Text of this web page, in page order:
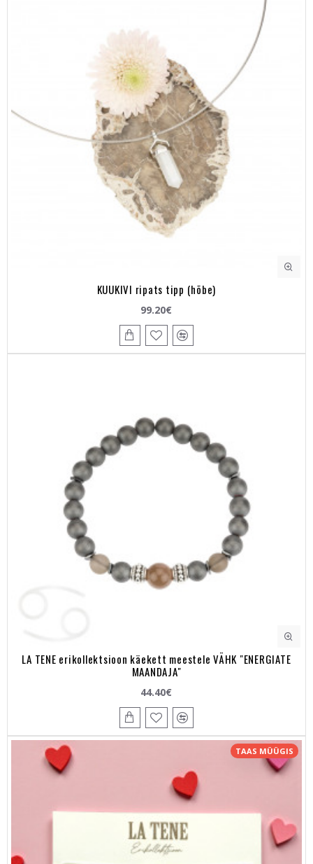
KUUKIVI ripats tipp (hõbe)
99.20€
LA TENE erikollektsioon käekett meestele VÄHK "ENERGIATE
MAANDAJA"
44.40€
TAAS MÜÜGIS